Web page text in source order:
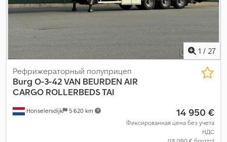
1 / 27
Honselersdijk 5 620 km
Рефрижераторный полуприцеп
Burg O-3-42 VAN BEURDEN AIR
CARGO ROLLERBEDS TAI
14 950 €
Фиксированная цена без учета
НДС